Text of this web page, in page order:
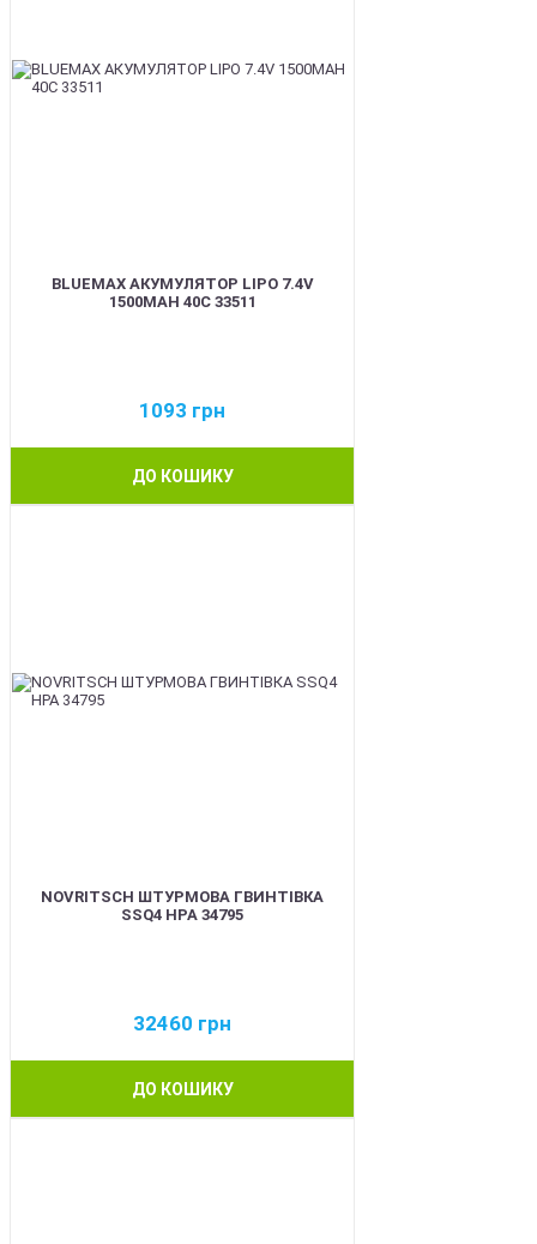
BLUEMAX АКУМУЛЯТОР LIPO 7.4V
1500MAH 40C 33511
1093 грн
ДО КОШИКУ
NOVRITSCH ШТУРМОВА ГВИНТІВКА
SSQ4 HPA 34795
32460 грн
ДО КОШИКУ